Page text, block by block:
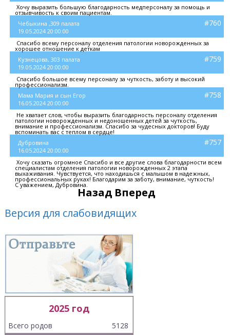
Хочу выразить большую благодарность медперсоналу за помощь и
отзывчивость к своим пациентам.
Чебыкина ,309 палата
19.05.2024 20:00:00
#760
Спасибо всему персоналу отделения патологии новорожденных за
хорошее отношение к деткам
Кузнецова, 303 палата
19.05.2024 20:00:00
#759
Спасибо большое всему персоналу за чуткость, заботу и высокий
профессионализм.
Мама Мария и сын Егор
16.05.2024 20:00:00
#758
Не хватает слов, чтобы выразить благодарность персоналу отделения
патологии новорожденных и недоношенных детей за чуткость,
внимание и профессионализм. Спасибо за чудесных докторов! Буду
вспоминать вас с теплом в сердце!
Дубровина
16.05.2024 20:00:00
#757
Хочу сказать огромное Спасибо и все другие слова благодарности всем
специалистам отделения патологии новорожденных 2 этапа
выхаживания. Чувствуется, что находишься с малышом в надежных,
профессиональных руках! Благодарим за заботу, внимание, чуткость!
С уважением, Дубровина.
Назад Вперед
Версия для слабовидящих
2025 год
Всего родов
5128